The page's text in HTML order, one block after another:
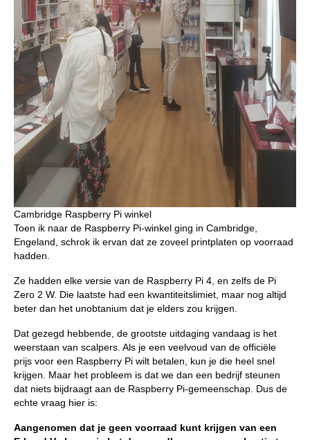
Cambridge Raspberry Pi winkel
Toen ik naar de Raspberry Pi-winkel ging in Cambridge,
Engeland, schrok ik ervan dat ze zoveel printplaten op voorraad
hadden.
Ze hadden elke versie van de Raspberry Pi 4, en zelfs de Pi
Zero 2 W. Die laatste had een kwantiteitslimiet, maar nog altijd
beter dan het unobtanium dat je elders zou krijgen.
Dat gezegd hebbende, de grootste uitdaging vandaag is het
weerstaan van scalpers. Als je een veelvoud van de officiële
prijs voor een Raspberry Pi wilt betalen, kun je die heel snel
krijgen. Maar het probleem is dat we dan een bedrijf steunen
dat niets bijdraagt aan de Raspberry Pi-gemeenschap. Dus de
echte vraag hier is:
Aangenomen dat je geen voorraad kunt krijgen van een